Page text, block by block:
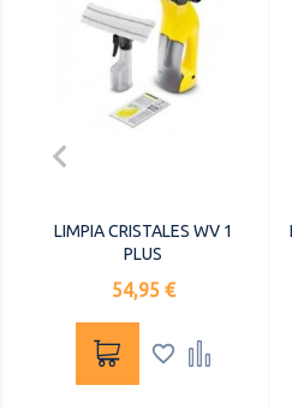

LIMPIA CRISTALES WV 1
PLUS
Precio
54,95 €
 